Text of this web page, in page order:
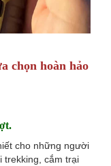
chọn hoàn hảo
cho những người
trekking, cắm trại